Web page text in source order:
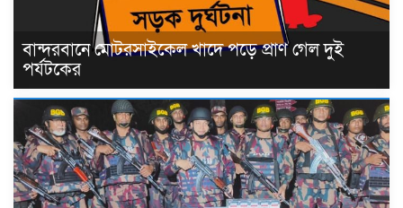
বান্দরবানে মোটরসাইকেল খাদে পড়ে প্রাণ গেল দুই
পর্যটকের